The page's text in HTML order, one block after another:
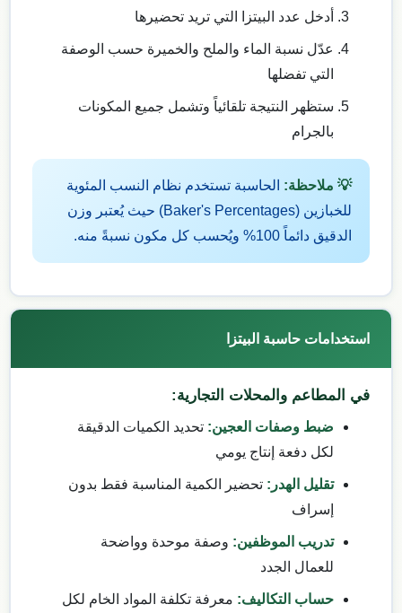
أدخل عدد البيتزا التي تريد تحضيرها
عدّل نسبة الماء والملح والخميرة حسب الوصفة
التي تفضلها
ستظهر النتيجة تلقائياً وتشمل جميع المكونات
بالجرام
💡 ملاحظة: الحاسبة تستخدم نظام النسب المئوية
للخبازين (Baker's Percentages) حيث يُعتبر وزن
الدقيق دائماً 100% ويُحسب كل مكون نسبةً منه.
استخدامات حاسبة البيتزا
في المطاعم والمحلات التجارية:
ضبط وصفات العجين: تحديد الكميات الدقيقة
لكل دفعة إنتاج يومي
تقليل الهدر: تحضير الكمية المناسبة فقط بدون
إسراف
تدريب الموظفين: وصفة موحدة وواضحة
للعمال الجدد
حساب التكاليف: معرفة تكلفة المواد الخام لكل